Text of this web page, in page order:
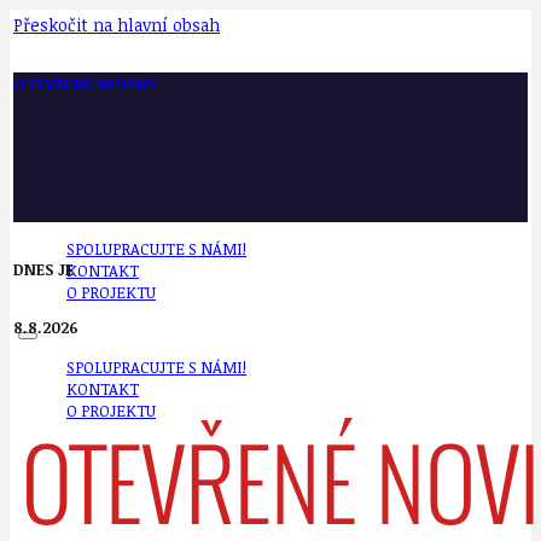
Přeskočit na hlavní obsah
OTEVŘENÉ NOVINY
SPOLUPRACUJTE S NÁMI!
KONTAKT
O PROJEKTU
SPOLUPRACUJTE S NÁMI!
KONTAKT
O PROJEKTU
DNES JE
8.8.2026